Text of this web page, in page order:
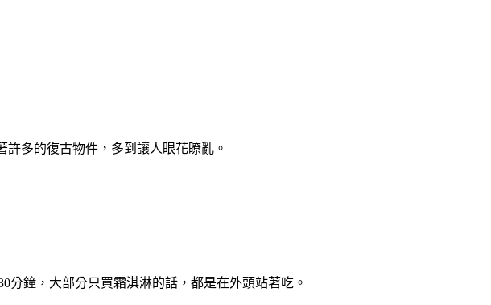
多的復古物件，多到讓人眼花瞭亂。
分鐘，大部分只買霜淇淋的話，都是在外頭站著吃。